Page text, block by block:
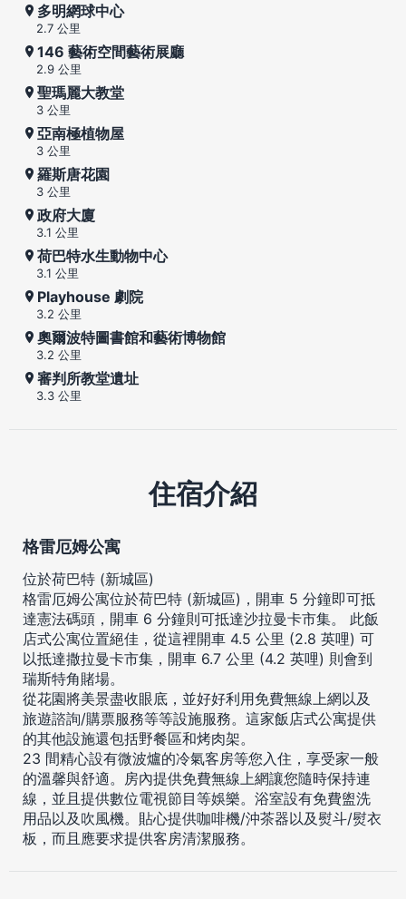
多明網球中心
2.7 公里
146 藝術空間藝術展廳
2.9 公里
聖瑪麗大教堂
3 公里
亞南極植物屋
3 公里
羅斯唐花園
3 公里
政府大廈
3.1 公里
荷巴特水生動物中心
3.1 公里
Playhouse 劇院
3.2 公里
奧爾波特圖書館和藝術博物館
3.2 公里
審判所教堂遺址
3.3 公里
住宿介紹
格雷厄姆公寓
位於荷巴特 (新城區)
格雷厄姆公寓位於荷巴特 (新城區)，開車 5 分鐘即可抵
達憲法碼頭，開車 6 分鐘則可抵達沙拉曼卡市集。 此飯
店式公寓位置絕佳，從這裡開車 4.5 公里 (2.8 英哩) 可
以抵達撒拉曼卡市集，開車 6.7 公里 (4.2 英哩) 則會到
瑞斯特角賭場。
從花園將美景盡收眼底，並好好利用免費無線上網以及
旅遊諮詢/購票服務等等設施服務。這家飯店式公寓提供
的其他設施還包括野餐區和烤肉架。
23 間精心設有微波爐的冷氣客房等您入住，享受家一般
的溫馨與舒適。房內提供免費無線上網讓您隨時保持連
線，並且提供數位電視節目等娛樂。浴室設有免費盥洗
用品以及吹風機。貼心提供咖啡機/沖茶器以及熨斗/熨衣
板，而且應要求提供客房清潔服務。